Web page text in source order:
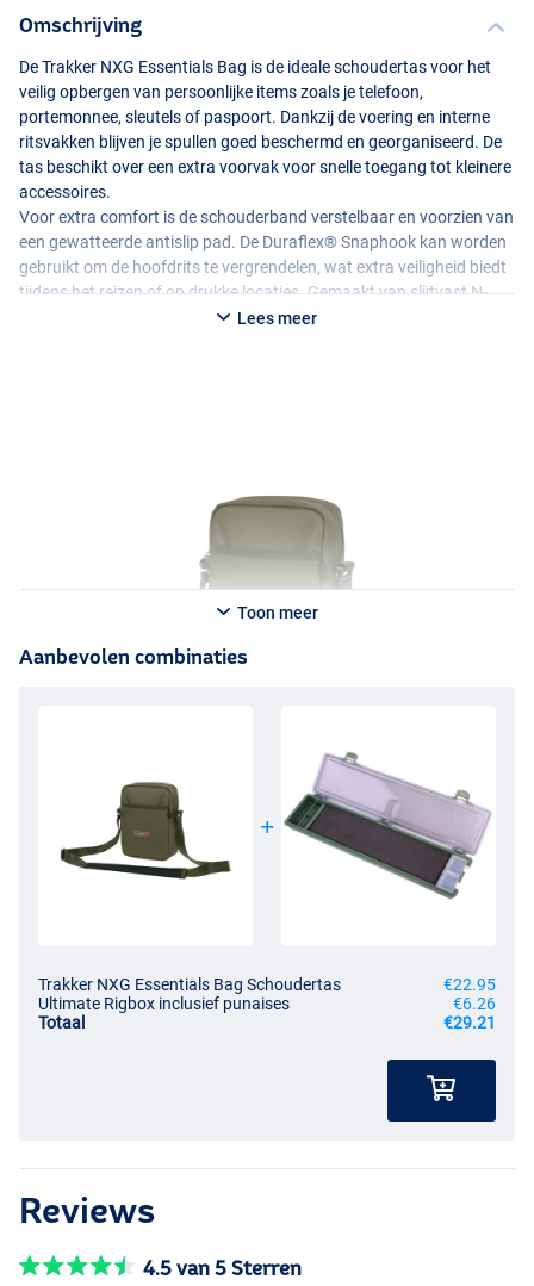
Omschrijving
De Trakker NXG Essentials Bag is de ideale schoudertas voor het
veilig opbergen van persoonlijke items zoals je telefoon,
portemonnee, sleutels of paspoort. Dankzij de voering en interne
ritsvakken blijven je spullen goed beschermd en georganiseerd. De
tas beschikt over een extra voorvak voor snelle toegang tot kleinere
accessoires.
Voor extra comfort is de schouderband verstelbaar en voorzien van
een gewatteerde antislip pad. De Duraflex® Snaphook kan worden
gebruikt om de hoofdrits te vergrendelen, wat extra veiligheid biedt
tijdens het reizen of op drukke locaties. Gemaakt van slijtvast N-
dura materiaal met stevige ritsen: compact, betrouwbaar en altijd
Lees meer
Toon meer
Aanbevolen combinaties
Trakker NXG Essentials Bag Schoudertas
€22.95
Ultimate Rigbox inclusief punaises
€6.26
Totaal
€29.21
Reviews
4.5 van 5 Sterren